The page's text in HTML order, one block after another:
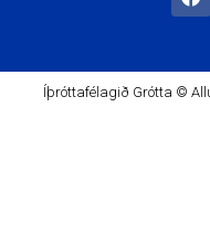
Íþróttafélagið Grótta ©